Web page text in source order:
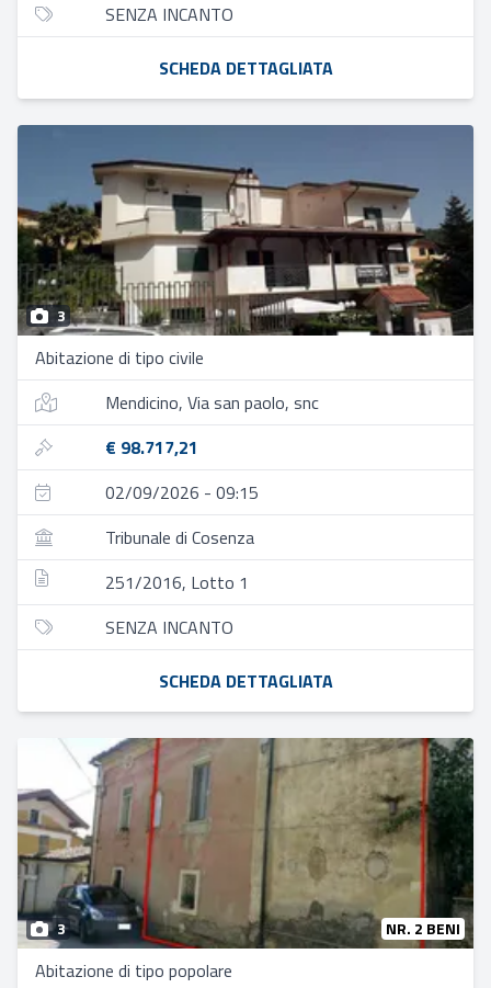
SENZA INCANTO
SCHEDA DETTAGLIATA
3
Abitazione di tipo civile
Mendicino, Via san paolo, snc
€ 98.717,21
02/09/2026 - 09:15
Tribunale di Cosenza
251/2016, Lotto 1
SENZA INCANTO
SCHEDA DETTAGLIATA
3 NR. 2 BENI
Abitazione di tipo popolare